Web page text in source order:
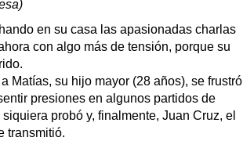
en su casa las apasionadas charlas
con algo más de tensión, porque su
Matías, su hijo mayor (28 años), se frustró
presiones en algunos partidos de
probó y, finalmente, Juan Cruz, el
transmitió.